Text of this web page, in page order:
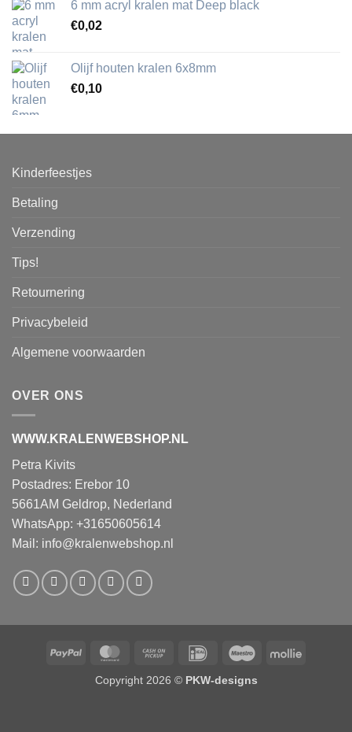
6 mm acryl kralen mat Deep black
€0,02
Olijf houten kralen 6x8mm
€0,10
Kinderfeestjes
Betaling
Verzending
Tips!
Retournering
Privacybeleid
Algemene voorwaarden
OVER ONS
WWW.KRALENWEBSHOP.NL
Petra Kivits
Postadres: Erebor 10
5661AM Geldrop, Nederland
WhatsApp: +31650605614
Mail: info@kralenwebshop.nl
PayPal MasterCardCash
Pickup
IDeal Maestro Mollie
Copyright 2026 © PKW-designs